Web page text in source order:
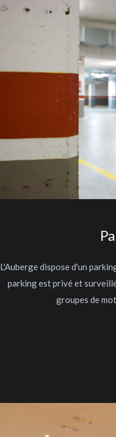
L'Auberge dispose d'un
parking est privé et
groupes de